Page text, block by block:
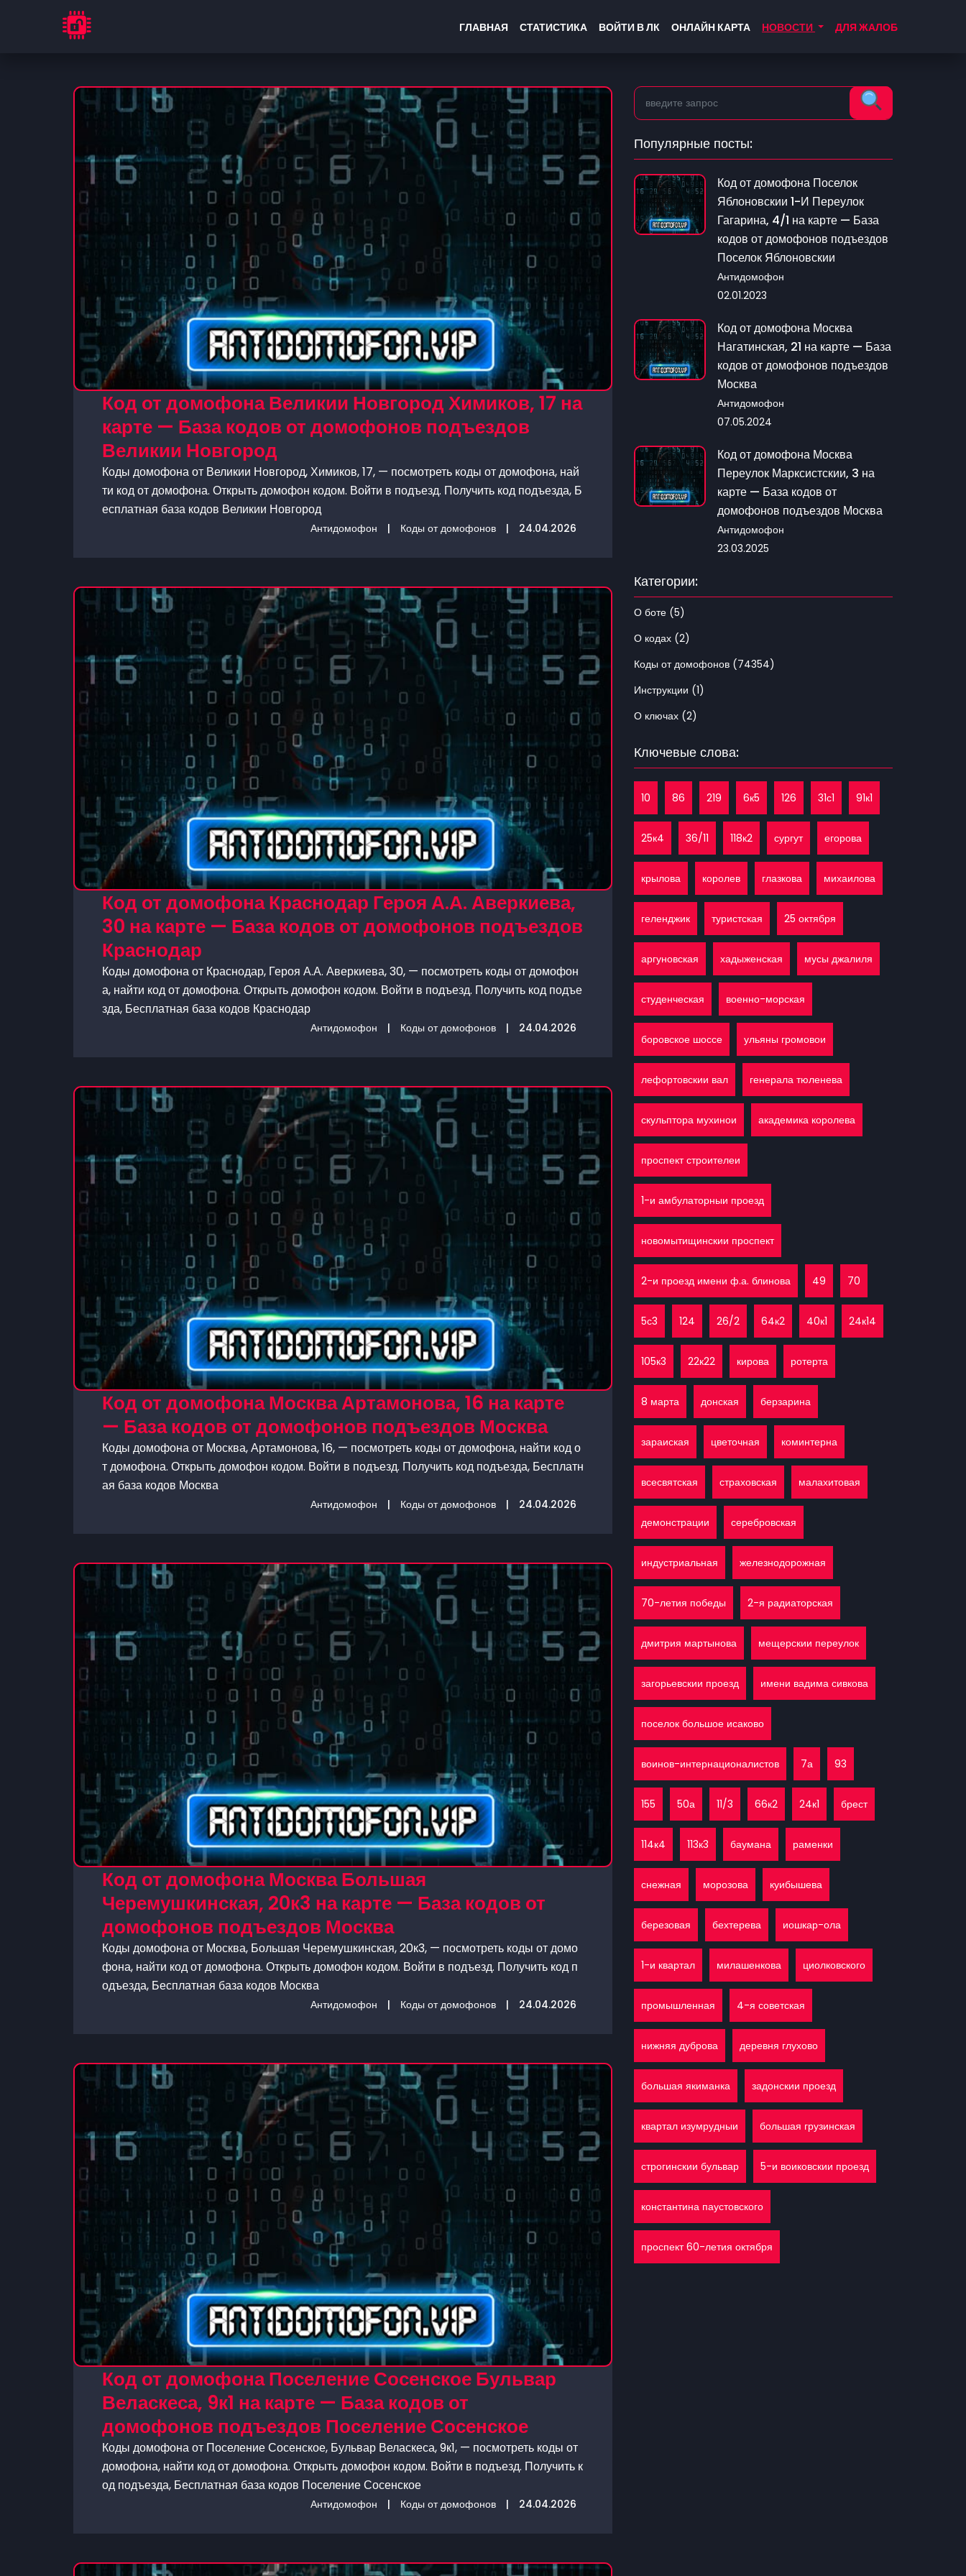
ГЛАВНАЯ СТАТИСТИКА ВОЙТИ В ЛК ОНЛАЙН КАРТА НОВОСТИ ДЛЯ ЖАЛОБ
Код от домофона Великии Новгород Химиков, 17 на
карте — База кодов от домофонов подъездов
Великии Новгород
Коды домофона от Великии Новгород, Химиков, 17, — посмотреть коды от домофона, най
ти код от домофона. Открыть домофон кодом. Войти в подъезд. Получить код подъезда, Б
есплатная база кодов Великии Новгород
Антидомофон | Коды от домофонов | 24.04.2026
Код от домофона Краснодар Героя А.А. Аверкиева,
30 на карте — База кодов от домофонов подъездов
Краснодар
Коды домофона от Краснодар, Героя А.А. Аверкиева, 30, — посмотреть коды от домофон
а, найти код от домофона. Открыть домофон кодом. Войти в подъезд. Получить код подъе
зда, Бесплатная база кодов Краснодар
Антидомофон | Коды от домофонов | 24.04.2026
Код от домофона Москва Артамонова, 16 на карте
— База кодов от домофонов подъездов Москва
Коды домофона от Москва, Артамонова, 16, — посмотреть коды от домофона, найти код о
т домофона. Открыть домофон кодом. Войти в подъезд. Получить код подъезда, Бесплатн
ая база кодов Москва
Антидомофон | Коды от домофонов | 24.04.2026
Код от домофона Москва Большая
Черемушкинская, 20к3 на карте — База кодов от
домофонов подъездов Москва
Коды домофона от Москва, Большая Черемушкинская, 20к3, — посмотреть коды от домо
фона, найти код от домофона. Открыть домофон кодом. Войти в подъезд. Получить код п
одъезда, Бесплатная база кодов Москва
Антидомофон | Коды от домофонов | 24.04.2026
Код от домофона Поселение Сосенское Бульвар
Веласкеса, 9к1 на карте — База кодов от
домофонов подъездов Поселение Сосенское
Коды домофона от Поселение Сосенское, Бульвар Веласкеса, 9к1, — посмотреть коды от
домофона, найти код от домофона. Открыть домофон кодом. Войти в подъезд. Получить к
од подъезда, Бесплатная база кодов Поселение Сосенское
Антидомофон | Коды от домофонов | 24.04.2026
Популярные посты:
Код от домофона Поселок
Яблоновскии 1-И Переулок
Гагарина, 4/1 на карте — База
кодов от домофонов подъездов
Поселок Яблоновскии
Антидомофон
02.01.2023
Код от домофона Москва
Нагатинская, 21 на карте — База
кодов от домофонов подъездов
Москва
Антидомофон
07.05.2024
Код от домофона Москва
Переулок Марксистскии, 3 на
карте — База кодов от
домофонов подъездов Москва
Антидомофон
23.03.2025
Категории:
О боте (5)
О кодах (2)
Коды от домофонов (74354)
Инструкции (1)
О ключах (2)
Ключевые слова:
10 86 219 6к5 126 31с1 91к1
25к4 36/11 118к2 сургут егорова
крылова королев глазкова михаилова
геленджик туристская 25 октября
аргуновская хадыженская мусы джалиля
студенческая военно-морская
боровское шоссе ульяны громовои
лефортовскии вал генерала тюленева
скульптора мухинои академика королева
проспект строителеи
1-и амбулаторныи проезд
новомытищинскии проспект
2-и проезд имени ф.а. блинова 49 70
5с3 124 26/2 64к2 40к1 24к14
105к3 22к22 кирова ротерта
8 марта донская берзарина
зараиская цветочная коминтерна
всесвятская страховская малахитовая
демонстрации серебровская
индустриальная железнодорожная
70-летия победы 2-я радиаторская
дмитрия мартынова мещерскии переулок
загорьевскии проезд имени вадима сивкова
поселок большое исаково
воинов-интернационалистов 7а 93
155 50а 11/3 66к2 24к1 брест
114к4 113к3 баумана раменки
снежная морозова куибышева
березовая бехтерева иошкар-ола
1-и квартал милашенкова циолковского
промышленная 4-я советская
нижняя дуброва деревня глухово
большая якиманка задонскии проезд
квартал изумрудныи большая грузинская
строгинскии бульвар 5-и воиковскии проезд
константина паустовского
проспект 60-летия октября